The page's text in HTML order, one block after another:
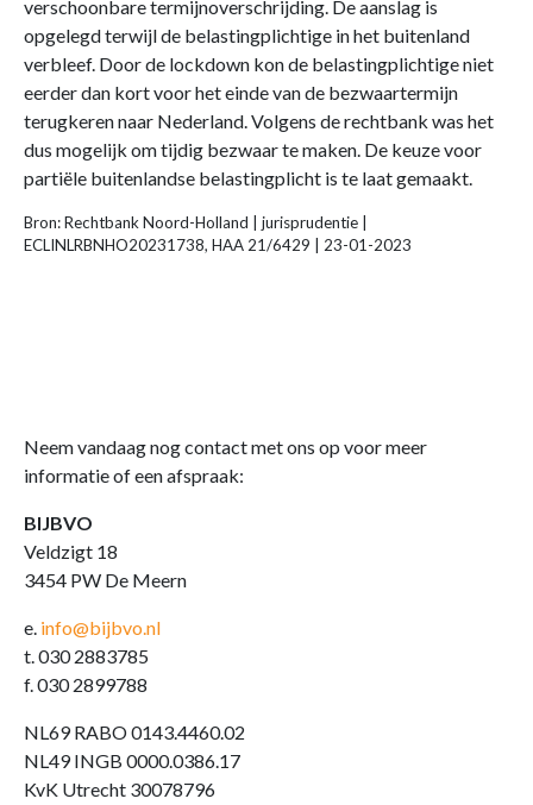
verschoonbare termijnoverschrijding. De aanslag is
opgelegd terwijl de belastingplichtige in het buitenland
verbleef. Door de lockdown kon de belastingplichtige niet
eerder dan kort voor het einde van de bezwaartermijn
terugkeren naar Nederland. Volgens de rechtbank was het
dus mogelijk om tijdig bezwaar te maken. De keuze voor
partiële buitenlandse belastingplicht is te laat gemaakt.
Bron: Rechtbank Noord-Holland | jurisprudentie |
ECLINLRBNHO20231738, HAA 21/6429 | 23-01-2023
Neem vandaag nog contact met ons op voor meer
informatie of een afspraak:
BIJBVO
Veldzigt 18
3454 PW De Meern
e. info@bijbvo.nl
t. 030 2883785
f. 030 2899788
NL69 RABO 0143.4460.02
NL49 INGB 0000.0386.17
KvK Utrecht 30078796